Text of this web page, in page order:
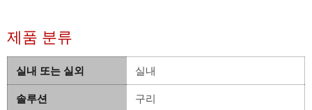
제품 분류
실내 또는 실외
실내
솔루션
구리